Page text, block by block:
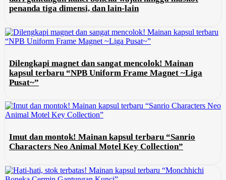
penanda tiga dimensi, dan lain-lain
Dilengkapi magnet dan sangat mencolok! Mainan
kapsul terbaru “NPB Uniform Frame Magnet ~Liga
Pusat~”
Imut dan montok! Mainan kapsul terbaru “Sanrio
Characters Neo Animal Motel Key Collection”